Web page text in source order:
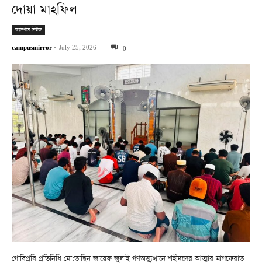
দোয়া মাহফিল
ক্যাম্পাস নিউজ
campusmirror - July 25, 2026 0
গোবিপ্রবি প্রতিনিধি মো:তাছিন জায়েফ জুলাই গণঅভ্যুত্থানে শহীদদের আত্মার মাগফেরাত